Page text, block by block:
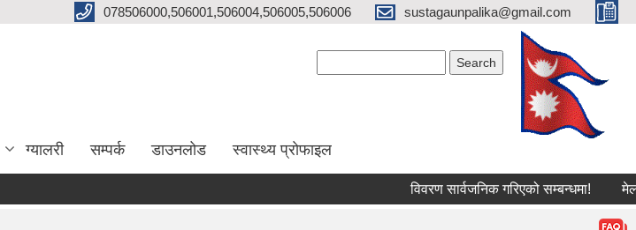
078506000,506001,506004,506005,506006 sustagaunpalika@gmail.com
ग्यालरी सम्पर्क डाउनलोड स्वास्थ्य प्राेफाइल
विवरण सार्वजनिक गरिएको सम्बन्धमा!